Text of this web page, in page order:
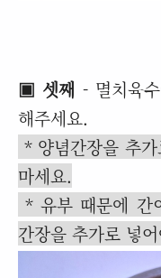
▣ 셋째 - 멸치육
해주세요.
* 양념간장을 추
마세요.
* 유부 때문에 간
간장을 추가로 넣